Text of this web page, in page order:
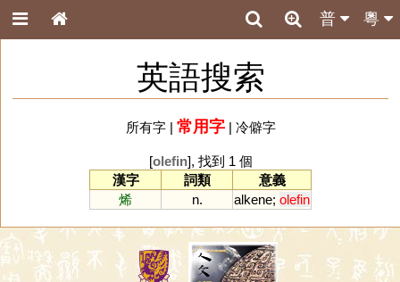
粵
普
英語搜索
所有字| 常用字| 冷僻字
[olefin], 找到 1 個
漢字
詞類
意義
烯
n. alkene; olefin